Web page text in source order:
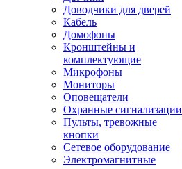
Доводчики для дверей
Кабель
Домофоны
Кронштейны и
комплектующие
Микрофоны
Мониторы
Оповещатели
Охранные сигнализации
Пульты, тревожные
кнопки
Сетевое оборудование
Электромагнитные